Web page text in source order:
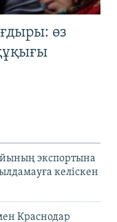
өз
экспортына
келіскен
Краснодар